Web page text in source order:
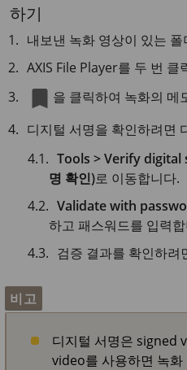
하기
내보낸 녹화 영상이 있는
AXIS File Player를 두 번 클
을 클릭하여 녹화의 메
디지털 서명을 확인하려면
Tools > Verify digital
명 확인)로 이동합니다.
Validate with
하고 패스워드를 입력
검증 결과를 확인하려
비고
디지털 서명은 signed
video를 사용하면 녹화